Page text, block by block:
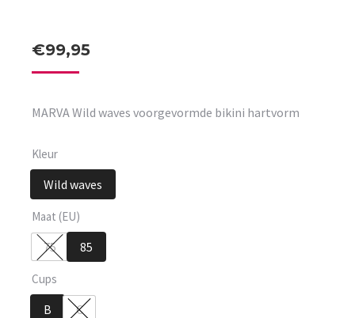
€99,95
MARVA Wild waves voorgevormde bikini hartvorm
Kleur
Wild waves
Maat (EU)
75 85
Cups
B C